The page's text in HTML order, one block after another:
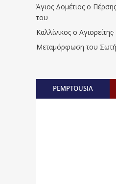
Άγιος Δομέτιος ο
του
Καλλίνικος ο
Μεταμόρφωση του
PEMPTOUSIA